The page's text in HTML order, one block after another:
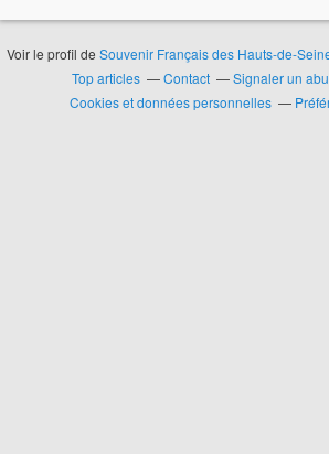
Voir le profil de Souvenir Français des Hauts-de-
Top articles
Contact Signaler un
Cookies et données personnelles